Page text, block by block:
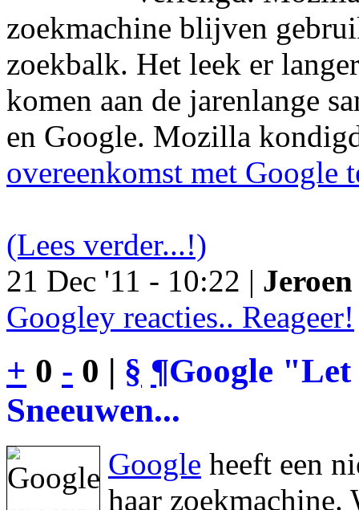
zoekmachine blijven
zoekbalk. Het leek er
komen aan de jarenlange
en Google. Mozilla
overeenkomst met Google
(Lees verder...!)
21 Dec '11 - 10:22 |
Googley reacties.. Reageer!
+ 0 - 0 | § ¶Google
Sneeuwen...
Google heeft een
haar zoekmachine.